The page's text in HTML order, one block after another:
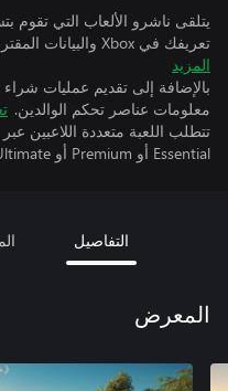
يتلقى ناشرو الألعاب التي تقوم
تعريفك في Xbox والبيانات المقترنة بينما تمارس الألعاب.
المزيد
بالإضافة إلى تقديم عمليات
معلومات عناصر تحكم الوالدين.
Essential أو Premium أو Ultimate (اشتراكات تُباع بشكل منفصل).
التفاصيل
المعرض